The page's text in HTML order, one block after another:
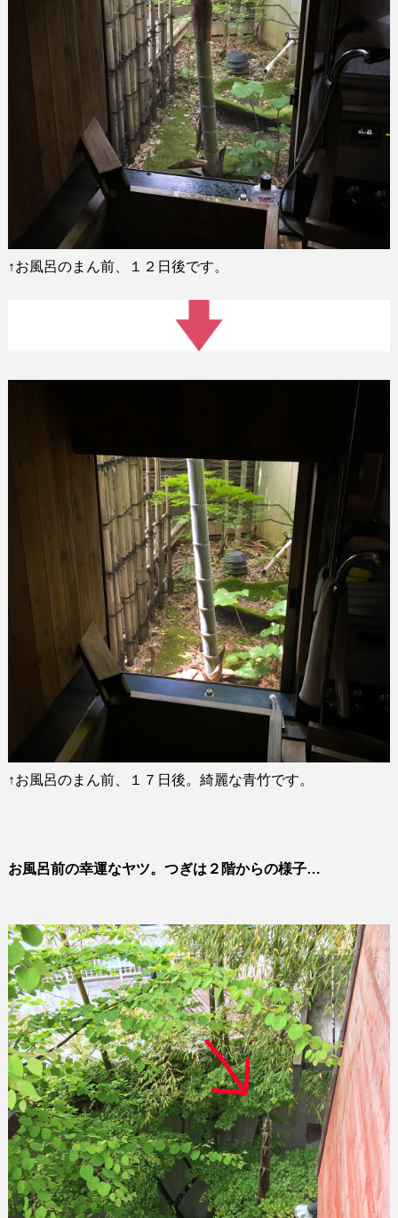
↑お風呂のまん前、１２日後です。
↑お風呂のまん前、１７日後。綺麗な青竹です。
お風呂前の幸運なヤツ。つぎは２階からの様子…